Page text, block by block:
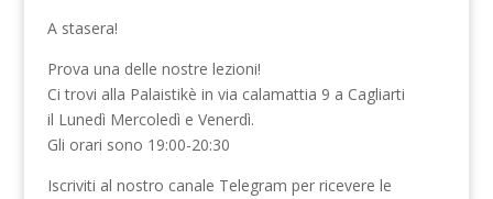
A stasera!
Prova una delle nostre lezioni!
Ci trovi alla Palaistikè in via calamattia 9 a Cagliarti
il Lunedì Mercoledì e Venerdì.
Gli orari sono 19:00-20:30
Iscriviti al nostro canale Telegram per ricevere le